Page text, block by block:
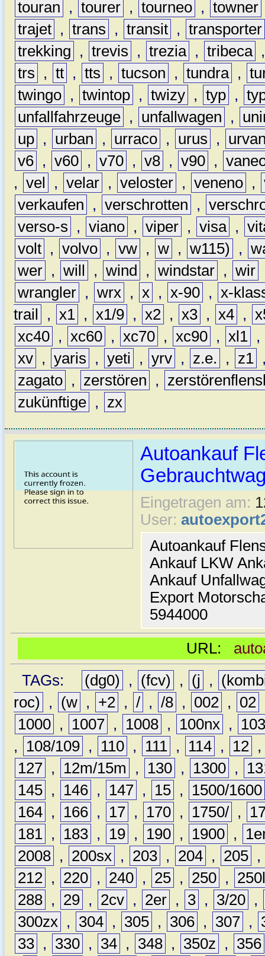
touran , tourer , tourneo , towner
trajet , trans , transit , transporter
trekking
, trevis , trezia , tribeca
trs
, tt , tts , tucson , tundra ,
twingo , twintop , twizy , typ ,
unfallfahrzeuge , unfallwagen ,
up , urban , urraco , urus ,
v6 , v60 , v70 , v8 , v90 ,
, vel , velar , veloster , veneno ,
verkaufen
, verschrotten ,
verso-s
, viano , viper , visa ,
volt , volvo , vw , w , w115) ,
wer , will , wind , windstar , wir
wrangler , wrx , x , x-90 , x-
trail
, x1 , x1/9 , x2 , x3 , x4 ,
xc40 , xc60 , xc70 , xc90 , xl1 ,
xv , yaris , yeti , yrv , z.e. , z1
zagato , zerstören ,
zukünftige , zx
Autoankauf
Eingetragen am:
User:
Autoankauf
Ankauf LKW
Ankauf
Export
5944000
URL:
TAGs:
(dg0) , (fcv) , (j ,
roc)
, (w , +2 , / , /8 , 002 , 02
1000 , 1007 , 1008 , 100nx ,
,
108/109 , 110 , 111 , 114 , 12
127 , 12m/15m , 130 , 1300 ,
145 , 146 , 147 , 15 ,
1500/1600
164 , 166 , 17 , 170 , 1750/ ,
181 , 183 , 19 , 190 , 1900 ,
2008 , 200sx , 203 , 204 , 205 ,
212 , 220 , 240 , 25 , 250 ,
288 , 29 , 2cv , 2er , 3 , 3/20 ,
300zx , 304 , 305 , 306 , 307 ,
33 , 330 , 34 , 348 , 350z ,
356